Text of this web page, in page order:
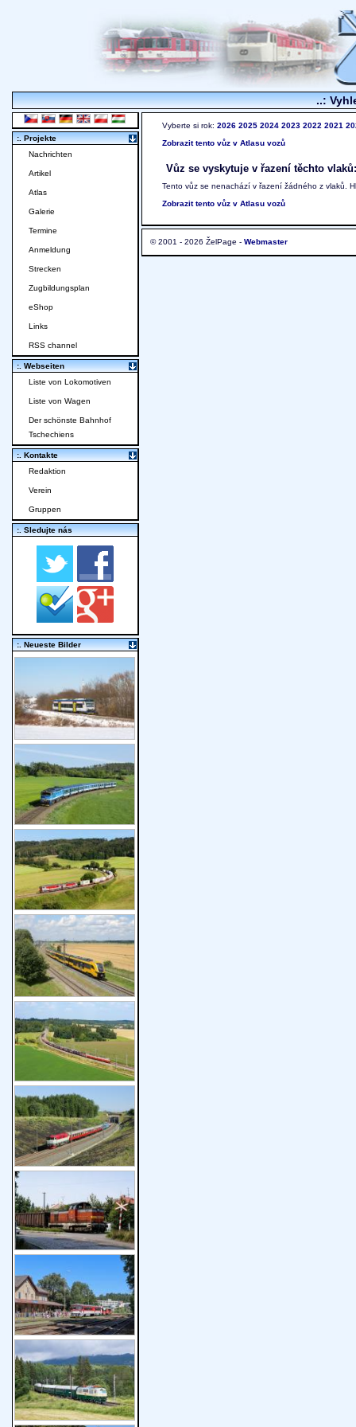
..:
Vyberte si rok: 2026 2025 2024 2023 2022 2021
Zobrazit tento vůz v Atlasu vozů
Vůz se vyskytuje v řazení těchto vlaků:
Tento vůz se nenachází v řazení žádného z vlaků.
Zobrazit tento vůz v Atlasu vozů
© 2001 - 2026 ŽelPage - Webmaster
:. Projekte
Nachrichten
Artikel
Atlas
Galerie
Termine
Anmeldung
Strecken
Zugbildungsplan
eShop
Links
RSS channel
:. Webseiten
Liste von Lokomotiven
Liste von Wagen
Der schönste Bahnhof
Tschechiens
:. Kontakte
Redaktion
Verein
Gruppen
:. Sledujte nás
:. Neueste Bilder